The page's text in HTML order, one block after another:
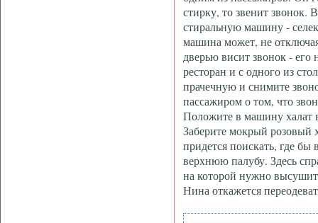
стирку, то звенит звонок.
стиральную машину -
машина может, не
дверью висит звонок -
ресторан и с одного из
прачечную и снимите
пассажиром о том, что
Положите в машину халат
Заберите мокрый розовый
придется поискать, где
верхнюю палубу. Здесь
на которой нужно
Нина откажется